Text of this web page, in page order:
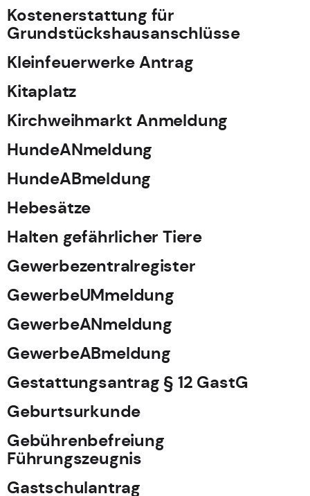
Kostenerstattung für
Grundstückshausanschlüsse
Kleinfeuerwerke Antrag
Kitaplatz
Kirchweihmarkt Anmeldung
HundeANmeldung
HundeABmeldung
Hebesätze
Halten gefährlicher Tiere
Gewerbezentralregister
GewerbeUMmeldung
GewerbeANmeldung
GewerbeABmeldung
Gestattungsantrag § 12 GastG
Geburtsurkunde
Gebührenbefreiung
Führungszeugnis
Gastschulantrag